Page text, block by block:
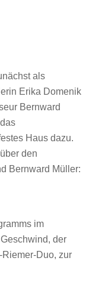
als
Erika Domenik
Bernward
Haus dazu.
den
Bernward Müller:
im
der
Duo, zur